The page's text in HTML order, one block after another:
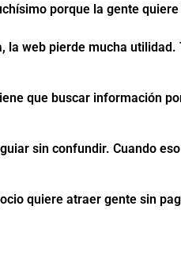
porque la gente
web pierde mucha utilidad.
que buscar información
sin confundir. Cuando
quiere atraer gente sin